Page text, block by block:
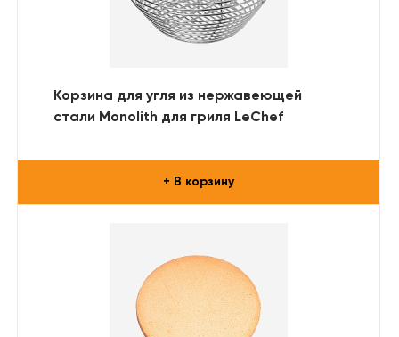
Корзина для угля из нержавеющей
стали Monolith для гриля LeChef
+ В корзину